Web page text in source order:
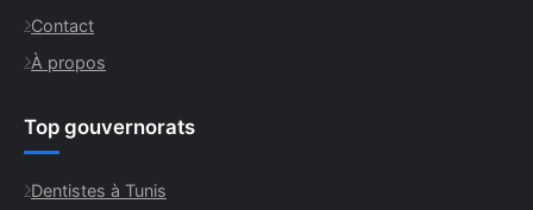
Contact
À propos
Top gouvernorats
Dentistes à Tunis